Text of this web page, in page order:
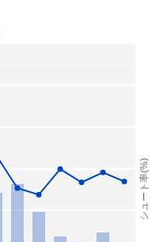
シュート率(%)